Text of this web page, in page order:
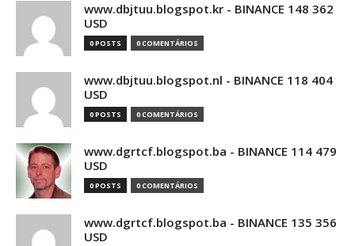
www.dbjtuu.blogspot.kr - BINANCE 148 362
USD
0 POSTS 0 COMENTÁRIOS
www.dbjtuu.blogspot.nl - BINANCE 118 404
USD
0 POSTS 0 COMENTÁRIOS
www.dgrtcf.blogspot.ba - BINANCE 114 479
USD
0 POSTS 0 COMENTÁRIOS
www.dgrtcf.blogspot.ba - BINANCE 135 356
USD